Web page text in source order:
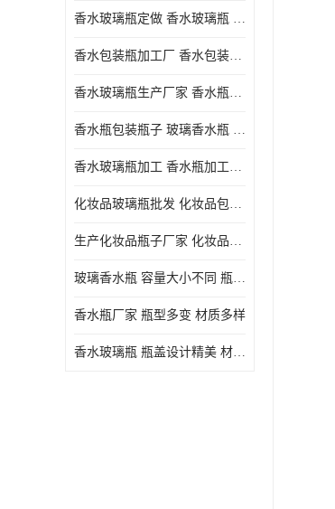
香水玻璃瓶定做 香水玻璃瓶 瓶型多变
香水包装瓶加工厂 香水包装瓶厂家 瓶盖设计精美
香水玻璃瓶生产厂家 香水瓶设计 通常配有喷雾器或滴管
香水瓶包装瓶子 玻璃香水瓶 材质多样
香水玻璃瓶加工 香水瓶加工厂 容量大小不同
化妆品玻璃瓶批发 化妆品包材 具有良好的密封性能
生产化妆品瓶子厂家 化妆品玻璃瓶 采用塑料或玻璃材质制成
玻璃香水瓶 容量大小不同 瓶盖设计精美
香水瓶厂家 瓶型多变 材质多样
香水玻璃瓶 瓶盖设计精美 材质多样